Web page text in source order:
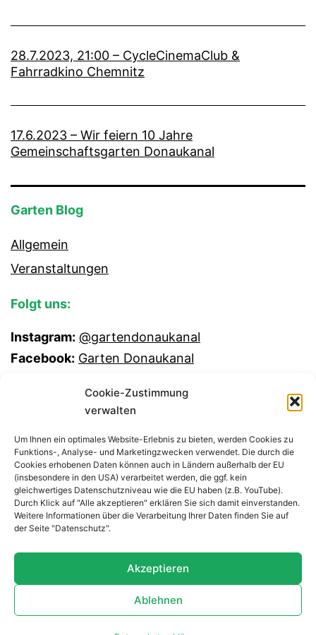
Cookie-Zustimmung
verwalten
Um Ihnen ein optimales Website-Erlebnis zu bieten, werden Cookies zu
Funktions-, Analyse- und Marketingzwecken verwendet. Die durch die
Cookies erhobenen Daten können auch in Ländern außerhalb der EU
(insbesondere in den USA) verarbeitet werden, die ggf. kein
gleichwertiges Datenschutzniveau wie die EU haben (z.B. YouTube).
Durch Klick auf "Alle akzeptieren" erklären Sie sich damit einverstanden.
Weitere Informationen über die Verarbeitung Ihrer Daten finden Sie auf
der Seite "Datenschutz".
Akzeptieren
Ablehnen
28.7.2023, 21:00 – CycleCinemaClub &
Fahrradkino Chemnitz
17.6.2023 – Wir feiern 10 Jahre
Gemeinschaftsgarten Donaukanal
Garten Blog
Allgemein
Veranstaltungen
Folgt uns:
Instagram: @gartendonaukanal
Facebook: Garten Donaukanal
GEMEINSCHAFTSGARTEN
DONAUKANAL
Datenschutzerklärung